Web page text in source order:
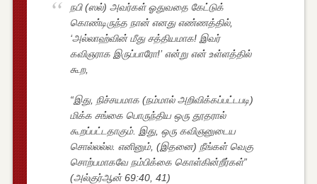
நபி (ஸல்) அவர்கள் ஓதுவதை கேட்டுக்
கொண்டிருந்த நான் எனது எண்ணத்தில்,
‘அல்லாஹ்வின் மீது சத்தியமாக! இவர்
கவிஞராக இருப்பாரோ!’ என்று என் உள்ளத்தில்
கூற,
“இது, நிச்சயமாக (நம்மால் அறிவிக்கப்பட்டபடி)
மிக்க சங்கை பொருந்திய ஒரு தூதரால்
கூறப்பட்டதாகும். இது, ஒரு கவிஞனுடைய
சொல்லல்ல. எனினும், (இதனை) நீங்கள் வெகு
சொற்பமாகவே நம்பிக்கை கொள்கின்றீர்கள்”
(அல்குர்ஆன் 69:40, 41)